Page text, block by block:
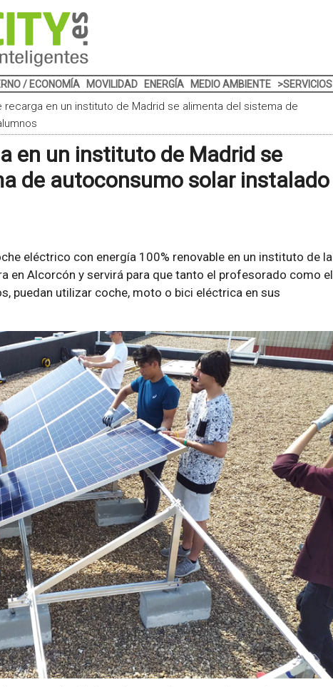
/ ECONOMÍA MOVILIDAD ENERGÍA MEDIO AMBIENTE >SERVICIOS
recarga en un instituto de Madrid se alimenta del sistema de
en un instituto de Madrid se
de autoconsumo solar instalado
eléctrico con energía 100% renovable en un instituto de la
en Alcorcón y servirá para que tanto el profesorado como el
puedan utilizar coche, moto o bici eléctrica en sus